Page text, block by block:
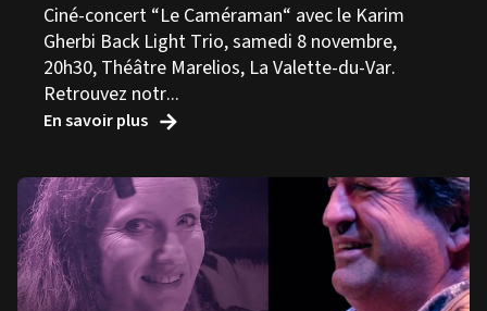
Ciné-concert “Le Caméraman“ avec le Karim
Gherbi Back Light Trio, samedi 8 novembre,
20h30, Théâtre Marelios, La Valette-du-Var.
Retrouvez notr...
En savoir plus